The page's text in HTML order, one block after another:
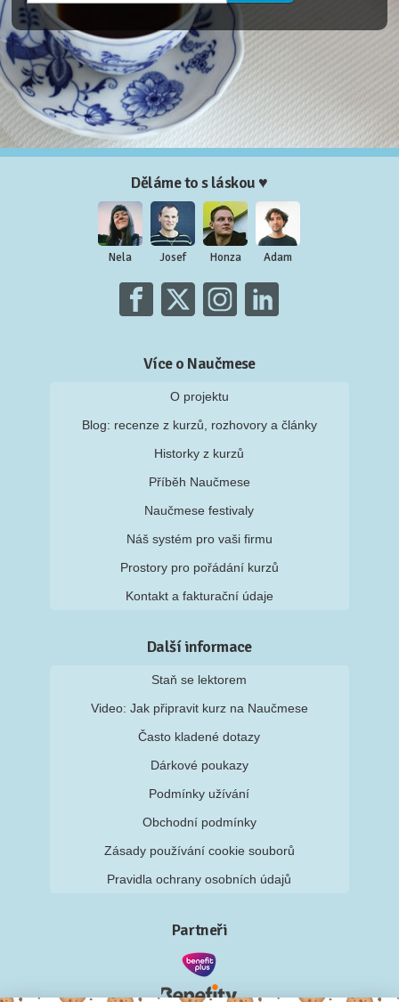
Děláme to s láskou ♥
Nela Josef Honza Adam
Více o Naučmese
O projektu
Blog: recenze z kurzů, rozhovory a články
Historky z kurzů
Příběh Naučmese
Naučmese festivaly
Náš systém pro vaši firmu
Prostory pro pořádání kurzů
Kontakt a fakturační údaje
Další informace
Staň se lektorem
Video: Jak připravit kurz na Naučmese
Často kladené dotazy
Dárkové poukazy
Podmínky užívání
Obchodní podmínky
Zásady používání cookie souborů
Pravidla ochrany osobních údajů
Partneři